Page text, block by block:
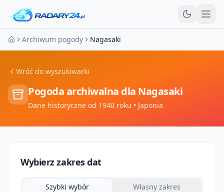
Strona główna
Archiwum pogody Nagasaki
Wróć do wyszukiwarki
Pogoda archiwalna dla Nagasaki
Dane historyczne od 1940 roku • Japonia
Wybierz zakres dat
Szybki wybór Własny zakres